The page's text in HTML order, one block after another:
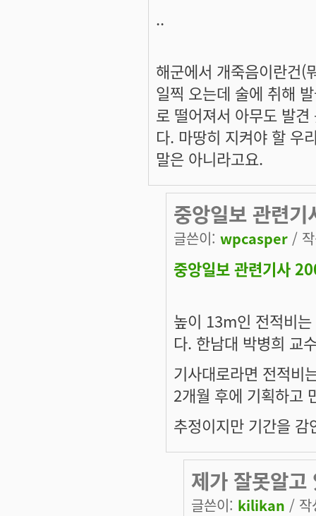
..
해군에서 개죽음이란건(
일찍 오는데 술에 취해
로 떨어져서 아무도 발
다. 마땅히 지켜야 할 우
말은 아니라고요.
중앙일보 관련기
글쓴이: wpcasper /
중앙일보 관련기사
높이 13m인 전적비
다. 한남대 박병희 교
기사대로라면 전적비
2개월 후에 기획하고
추정이지만 기간을
제가 잘못알고
글쓴이: kilikan / 작